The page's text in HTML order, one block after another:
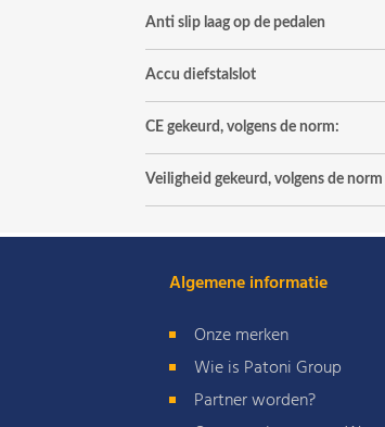
Anti slip laag op de pedalen
Accu diefstalslot
CE gekeurd, volgens de norm:
Veiligheid gekeurd, volgens de norm
Algemene informatie
Onze merken
Wie is Patoni Group
Partner worden?